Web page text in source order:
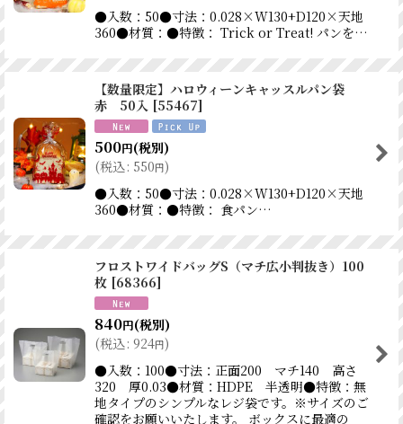
●入数：50●寸法：0.028×W130+D120×天地
360●材質：●特徴： Trick or Treat! パンを…
【数量限定】ハロウィーンキャッスルパン袋
赤 50入 [55467]
500円(税別)
(税込: 550円)
●入数：50●寸法：0.028×W130+D120×天地
360●材質：●特徴： 食パン…
フロストワイドバッグS（マチ広小判抜き）100
枚 [68366]
840円(税別)
(税込: 924円)
●入数：100●寸法：正面200 マチ140 高さ
320 厚0.03●材質：HDPE 半透明●特徴：無
地タイプのシンプルなレジ袋です。※サイズのご
確認をお願いいたします。 ボックスに最適の